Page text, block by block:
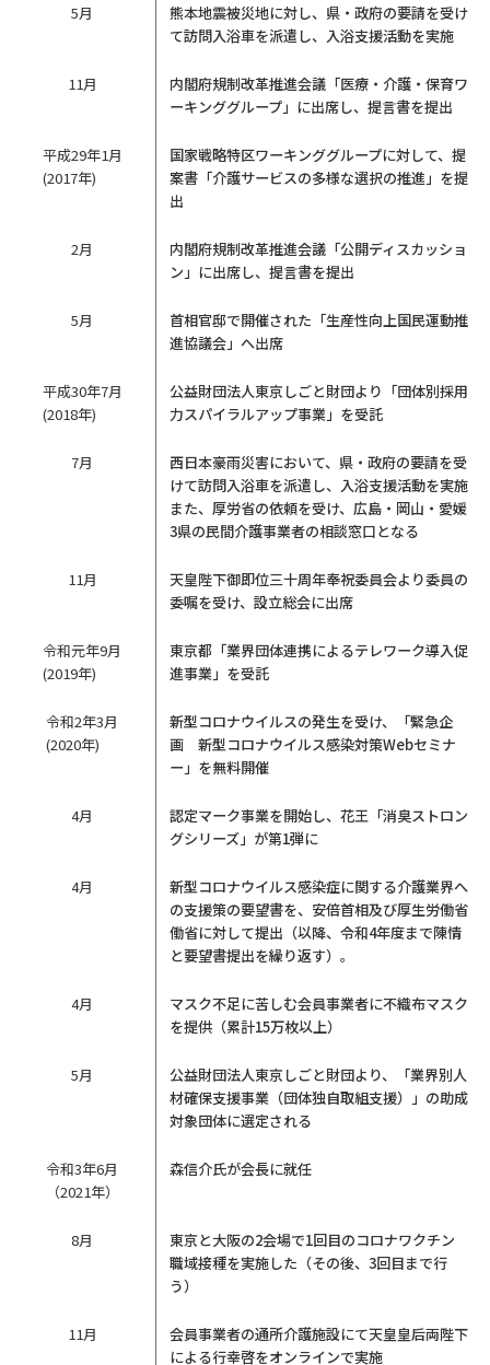
5月
熊本地震被災地に対し、県・政府の要請を受け
て訪問入浴車を派遣し、入浴支援活動を実施
11月
内閣府規制改革推進会議「医療・介護・保育ワ
ーキンググループ」に出席し、提言書を提出
平成29年1月
(2017年)
国家戦略特区ワーキンググループに対して、提
案書「介護サービスの多様な選択の推進」を提
出
2月
内閣府規制改革推進会議「公開ディスカッショ
ン」に出席し、提言書を提出
5月
首相官邸で開催された「生産性向上国民運動推
進協議会」へ出席
平成30年7月
(2018年)
公益財団法人東京しごと財団より「団体別採用
力スパイラルアップ事業」を受託
7月
西日本豪雨災害において、県・政府の要請を受
けて訪問入浴車を派遣し、入浴支援活動を実施
また、厚労省の依頼を受け、広島・岡山・愛媛
3県の民間介護事業者の相談窓口となる
11月
天皇陛下御即位三十周年奉祝委員会より委員の
委嘱を受け、設立総会に出席
令和元年9月
(2019年)
東京都「業界団体連携によるテレワーク導入促
進事業」を受託
令和2年3月
(2020年)
新型コロナウイルスの発生を受け、「緊急企
画 新型コロナウイルス感染対策Webセミナ
ー」を無料開催
4月
認定マーク事業を開始し、花王「消臭ストロン
グシリーズ」が第1弾に
4月
新型コロナウイルス感染症に関する介護業界へ
の支援策の要望書を、安倍首相及び厚生労働省
働省に対して提出（以降、令和4年度まで陳情
と要望書提出を繰り返す）。
4月
マスク不足に苦しむ会員事業者に不織布マスク
を提供（累計15万枚以上）
5月
公益財団法人東京しごと財団より、「業界別人
材確保支援事業（団体独自取組支援）」の助成
対象団体に選定される
令和3年6月
（2021年）
森信介氏が会長に就任
8月
東京と大阪の2会場で1回目のコロナワクチン
職域接種を実施した（その後、3回目まで行
う）
11月
会員事業者の通所介護施設にて天皇皇后両陛下
による行幸啓をオンラインで実施